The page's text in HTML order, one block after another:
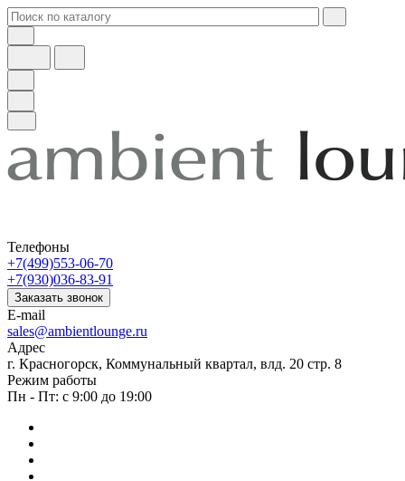
Телефоны
+7(499)553-06-70
+7(930)036-83-91
Заказать звонок
E-mail
sales@ambientlounge.ru
Адрес
г. Красногорск, Коммунальный квартал, влд. 20 стр. 8
Режим работы
Пн - Пт: с 9:00 до 19:00